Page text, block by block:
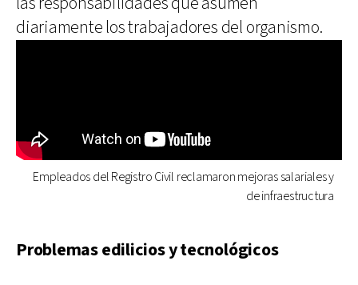
diariamente los trabajadores del organismo.
Empleados del Registro Civil reclamaron mejoras salariales y
de infraestructura
Problemas edilicios y tecnológicos